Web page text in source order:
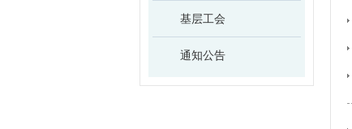
基层工会
通知公告